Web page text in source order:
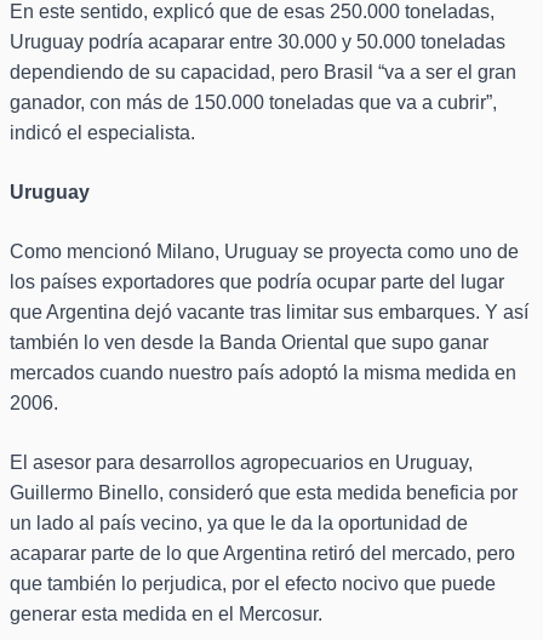
En este sentido, explicó que de esas 250.000 toneladas,
Uruguay podría acaparar entre 30.000 y 50.000 toneladas
dependiendo de su capacidad, pero Brasil “va a ser el gran
ganador, con más de 150.000 toneladas que va a cubrir”,
indicó el especialista.
Uruguay
Como mencionó Milano, Uruguay se proyecta como uno de
los países exportadores que podría ocupar parte del lugar
que Argentina dejó vacante tras limitar sus embarques. Y así
también lo ven desde la Banda Oriental que supo ganar
mercados cuando nuestro país adoptó la misma medida en
2006.
El asesor para desarrollos agropecuarios en Uruguay,
Guillermo Binello, consideró que esta medida beneficia por
un lado al país vecino, ya que le da la oportunidad de
acaparar parte de lo que Argentina retiró del mercado, pero
que también lo perjudica, por el efecto nocivo que puede
generar esta medida en el Mercosur.